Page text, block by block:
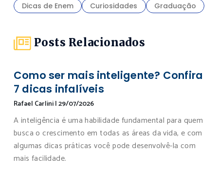
Dicas de Enem
Curiosidades Graduação
Posts Relacionados
Como ser mais inteligente? Confira
7 dicas infalíveis
Rafael Carlini|29/07/2026
A inteligência é uma habilidade fundamental para quem
busca o crescimento em todas as áreas da vida, e com
algumas dicas práticas você pode desenvolvê-la com
mais facilidade.